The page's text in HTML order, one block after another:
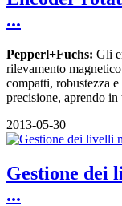
...
Pepperl+Fuchs: Gli
rilevamento
compatti, robustezza
precisione, aprendo
2013-05-30
Gestione dei
...